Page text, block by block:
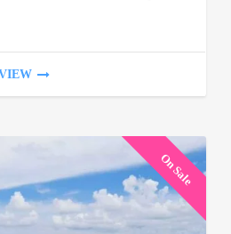
On Sale